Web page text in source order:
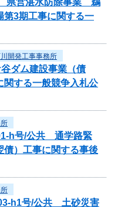
3期工事に関する一
開発工事事務所
ダム建設事業（債
関する一般競争入札公
h号/公共 通学路緊
債）工事に関する事後
h1号/公共 土砂災害